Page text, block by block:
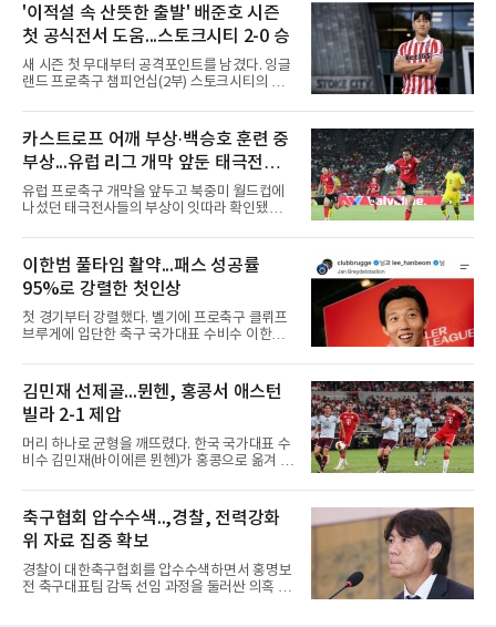
17억 2,300만 달러에 달한다. 현재 환율을 기준
으로 환산하면 약 2조 4200억원이라는 경악스
러운 금액이다. 오직 자본의 힘만으로 메이저리
그를 정복하겠다는 프런트의 의지가 얼마나 거
대했는지를 보여주는 대목이다.그러나 이 엄청
난 투자의 승수 효과는 기대에
'이적설 속 산뜻한 출발' 배준호 시즌
첫 공식전서 도움...스토크시티 2-0 승
새 시즌 첫 무대부터 공격포인트를 남겼다. 잉글
랜드 프로축구 챔피언십(2부) 스토크시티의 배
호는 9일(한국시간) 영국 스토크온트렌트의 베
트365 스타디움에서 열린 올덤 애슬레틱(4부)과
의 2026-2027시즌 잉글랜드 풋볼리그컵(EFL
컵) 1라운드에서 팀의 2-0 승리에 쐐기를 박는
골을 도왔다.투입 직후 결정적인 장면을 만들었
다. 1-0으로 앞서던 후반 21분 그라운드를 밟은
그는 후반 37분 상대 수비 라인 사이를 찌르는
흔들었다.시점도 좋았다. 프랑스 올랭피크 리옹
이적설이 도는 배준호는 시즌 첫
카스트로프 어깨 부상·백승호 훈련 중
부상...유럽 리그 개막 앞둔 태극전사
악재
유럽 프로축구 개막을 앞두고 북중미 월드컵에
나섰던 태극전사들의 부상이 잇따라 확인됐다.
일(한국시간) 옌스 카스트로프가 6일 아마추어
팀 로타흐-에게른과의 친선경기에서 어깨를 다
쳐 당분간 출전이 어렵다고 밝혔다. 그는 후반 교
체 투입돼 두 골을 넣었으나 후반 22분 부상으로
물러났다.독일인 아버지와 한국인 어머니 사이
에서 태어난 카스트로프는 측면 미드필더와 측
면 수비가 가능한 자원으로, 월드컵 남아프리카
은 그가 처음이다. 묀헨글라트바흐는 23일 DFB
포칼 1라운드, 29일 라이프치히
이한범 풀타임 활약...패스 성공률
95%로 강렬한 첫인상
첫 경기부터 강렬했다. 벨기에 프로축구 클뤼프
브루게에 입단한 축구 국가대표 수비수 이한범
뽑혔다.이한범은 8일(한국시간) 벨기에 브뤼헤
의 얀 브레이덜 스타디온에서 열린 코르트레이
크와의 2026-2027 벨기에 주필러리그 1라운드
홈 경기에 선발로 나서 경기 종료까지 뛰었다.출
발 자체가 빨랐다. 2026 북중미 월드컵에서 한국
의 조별리그 3경기를 모두 풀타임으로 소화하며
대표팀 중앙 수비의 주축으로 자리 잡은 그는 덴
선발로 곧장 투입돼 90분을 소화하며 팀의 3-0
완승에 힘을 보탰다.기록도
김민재 선제골...뮌헨, 홍콩서 애스턴
빌라 2-1 제압
머리 하나로 균형을 깨뜨렸다. 한국 국가대표 수
비수 김민재(바이에른 뮌헨)가 홍콩으로 옮겨 열
리에 힘을 보탰다.김민재는 7일(현지시간) 홍콩
카이탁 스포츠파크에서 열린 애스턴 빌라(잉글
랜드)와의 친선경기에서 전반 37분 0의 균형을
깨는 골을 넣었다. 톰 비쇼프가 왼쪽 측면에서 올
린 프리킥에 묘하게 머리를 갖다 대 방향을 바꾸
며 골 그물을 흔들었다.흐름은 좋았다. 제주전에
서 주장 완장을 차고 30여 분을 소화했던 그는
축구협회 압수수색..,경찰, 전력강화
위 자료 집중 확보
경찰이 대한축구협회를 압수수색하면서 홍명보
전 축구대표팀 감독 선임 과정을 둘러싼 의혹 규